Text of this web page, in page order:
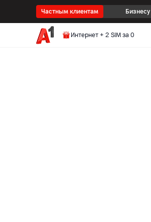
Частным клиентам Бизнесу
Интернет + 2 SIM за 0